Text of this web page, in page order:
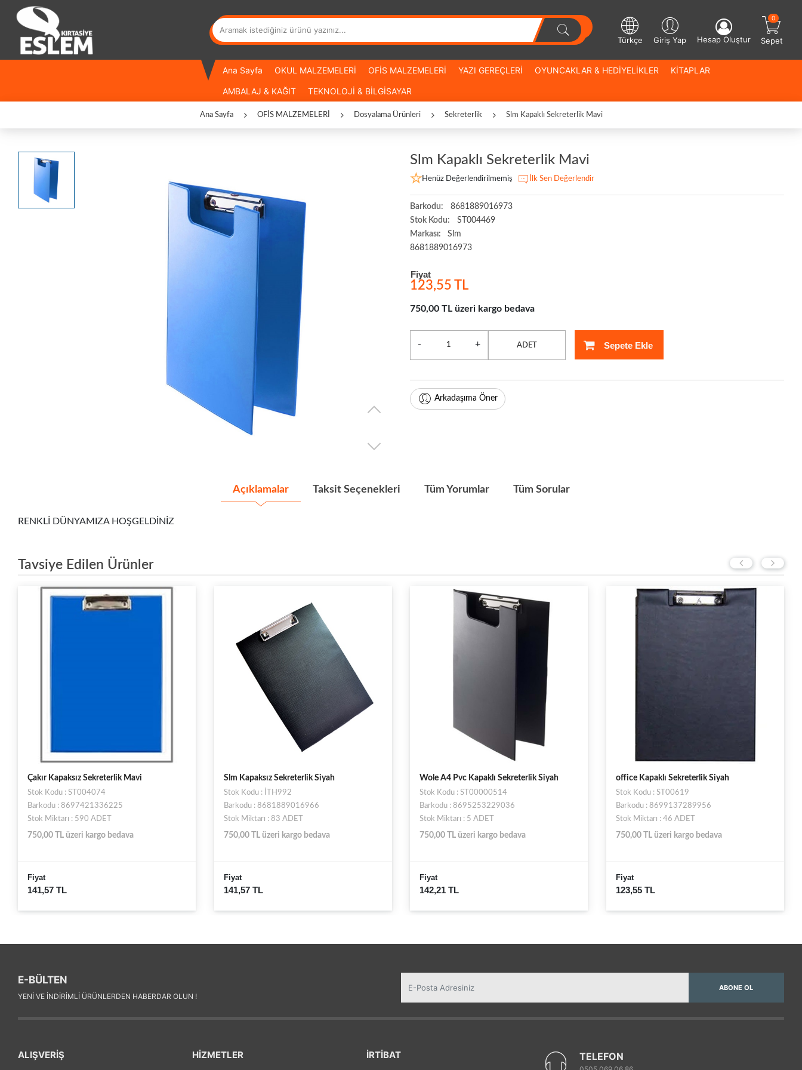
Sepet
0
Türkçe Giriş Yap Hesap Oluştur
Ana Sayfa OKUL MALZEMELERİ OFİS MALZEMELERİ YAZI GEREÇLERİ OYUNCAKLAR & HEDİYELİKLER KİTAPLAR
AMBALAJ & KAĞIT TEKNOLOJİ & BİLGİSAYAR
Ana Sayfa OFİS MALZEMELERİ Dosyalama Ürünleri Sekreterlik Slm Kapaklı Sekreterlik Mavi
Slm Kapaklı Sekreterlik Mavi
Henüz Değerlendirilmemiş İlk Sen Değerlendir
Barkodu:
8681889016973
Stok Kodu:
ST004469
Markası:
Slm
8681889016973
Fiyat
123,55 TL
750,00 TL üzeri kargo bedava
- + ADET Sepete Ekle
Arkadaşıma Öner
Açıklamalar Taksit Seçenekleri Tüm Yorumlar Tüm Sorular
RENKLİ DÜNYAMIZA HOŞGELDİNİZ
Tavsiye Edilen Ürünler
Slm Kapaksız Sekreterlik Siyah
Stok Kodu : İTH992
Barkodu : 8681889016966
Stok Miktarı : 83 ADET
750,00 TL üzeri kargo bedava
Fiyat
141,57 TL
Wole A4 Pvc Kapaklı Sekreterlik Siyah
Stok Kodu : ST00000514
Barkodu : 8695253229036
Stok Miktarı : 5 ADET
750,00 TL üzeri kargo bedava
Fiyat
142,21 TL
office Kapaklı Sekreterlik Siyah
Stok Kodu : ST00619
Barkodu : 8699137289956
Stok Miktarı : 46 ADET
750,00 TL üzeri kargo bedava
Fiyat
123,55 TL
Wole Kapaklı Sekreterlik Pvc A4 Mavi
2290-1
Stok Kodu : ST00911
Barkodu : 8695253229012
Fiyat
210,87 TL
E-BÜLTEN
YENI VE INDIRIMLI ÜRÜNLERDEN HABERDAR OLUN !
ABONE OL
ALIŞVERİŞ HİZMETLER İRTİBAT TELEFON